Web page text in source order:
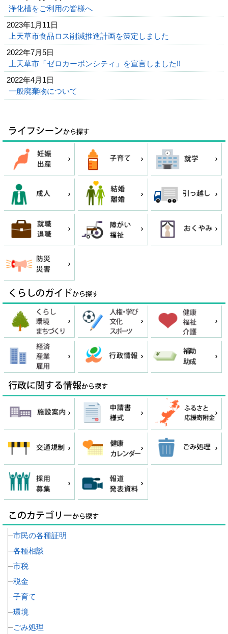
浄化槽をご利用の皆様へ
2023年1月11日
上天草市食品ロス削減推進計画を策定しました
2022年7月5日
上天草市「ゼロカーボンシティ」を宣言しました!!
2022年4月1日
一般廃棄物について
市民の各種証明
各種相談
市税
税金
子育て
環境
ごみ処理